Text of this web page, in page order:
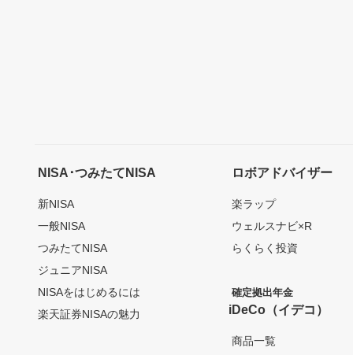
NISA･つみたてNISA
新NISA
一般NISA
つみたてNISA
ジュニアNISA
NISAをはじめるには
楽天証券NISAの魅力
ロボアドバイザー
楽ラップ
ウェルスナビ×R
らくらく投資
確定拠出年金
iDeCo（イデコ）
商品一覧